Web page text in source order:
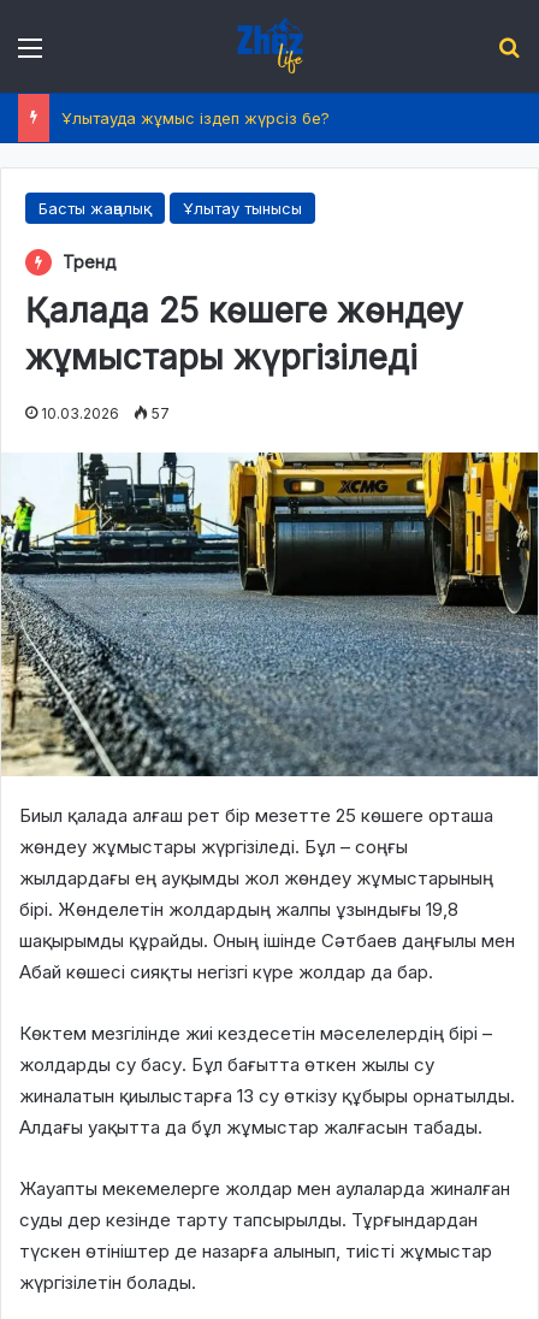
Ұлытауда жұмыс іздеп жүрсіз бе?
Басты жаңалық Ұлытау тынысы
Тренд
Қалада 25 көшеге жөндеу
жұмыстары жүргізіледі
10.03.2026 57
Биыл қалада алғаш рет бір мезетте 25 көшеге орташа
жөндеу жұмыстары жүргізіледі. Бұл – соңғы
жылдардағы ең ауқымды жол жөндеу жұмыстарының
бірі. Жөнделетін жолдардың жалпы ұзындығы 19,8
шақырымды құрайды. Оның ішінде Сәтбаев даңғылы мен
Абай көшесі сияқты негізгі күре жолдар да бар.
Көктем мезгілінде жиі кездесетін мәселелердің бірі –
жолдарды су басу. Бұл бағытта өткен жылы су
жиналатын қиылыстарға 13 су өткізу құбыры орнатылды.
Алдағы уақытта да бұл жұмыстар жалғасын табады.
Жауапты мекемелерге жолдар мен аулаларда жиналған
суды дер кезінде тарту тапсырылды. Тұрғындардан
түскен өтініштер де назарға алынып, тиісті жұмыстар
жүргізілетін болады.